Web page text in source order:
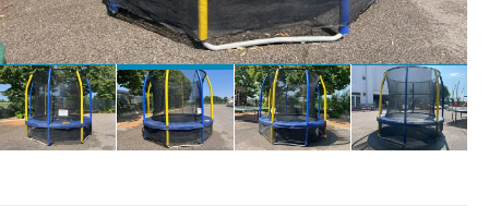
€ 1.200 + IVA